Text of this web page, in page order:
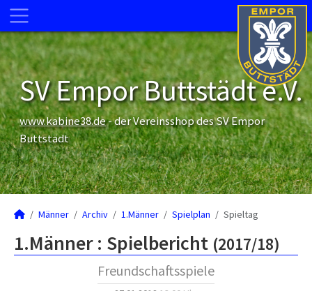
SV Empor Buttstädt e.V.
www.kabine38.de- der Vereinsshop des SV Empor
Buttstädt
Männer Archiv 1.Männer Spielplan Spieltag
1.Männer : Spielbericht (2017/18)
Freundschaftsspiele